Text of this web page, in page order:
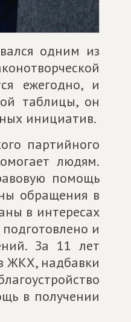
одним из
ежегодно, и
таблицы, он
инициатив.
партийного
людям.
помощь
обращения в
в интересах
и
За 11 лет
ЖКХ, надбавки
в получении